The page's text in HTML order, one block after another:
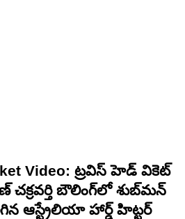
Video: ట్రవిస్‌ హెడ్‌ వికెట్
బౌలింగ్‌లో శుబ్‌మన్‌
ఆస్ట్రేలియా హార్డ్‌ హిట్టర్‌